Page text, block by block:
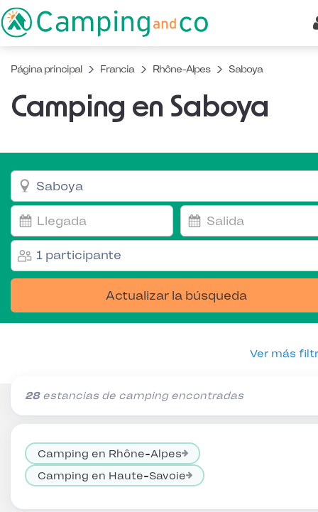
Página principal Francia Rhône-Alpes Saboya
Camping en Saboya
1 participante
Actualizar la búsqueda
Ver más
28estancias de camping encontradas
Camping en Rhône-Alpes
Camping en Haute-Savoie